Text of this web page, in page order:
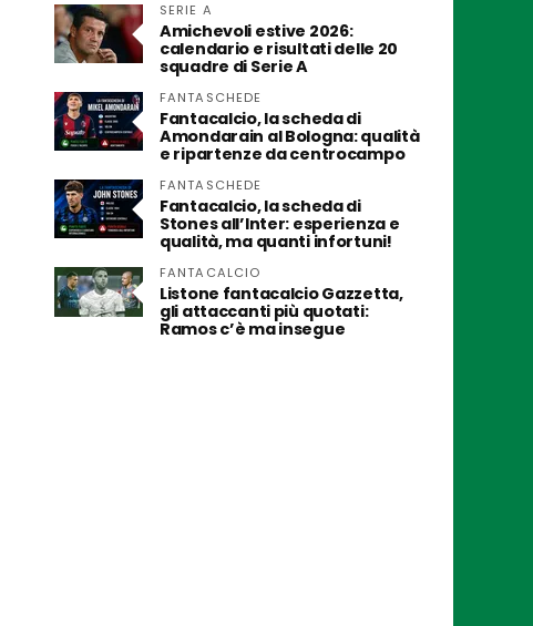
SERIE A
Amichevoli estive 2026:
calendario e risultati delle 20
squadre di Serie A
FANTASCHEDE
Fantacalcio, la scheda di
Amondarain al Bologna: qualità
e ripartenze da centrocampo
FANTASCHEDE
Fantacalcio, la scheda di
Stones all’Inter: esperienza e
qualità, ma quanti infortuni!
FANTACALCIO
Listone fantacalcio Gazzetta,
gli attaccanti più quotati:
Ramos c’è ma insegue